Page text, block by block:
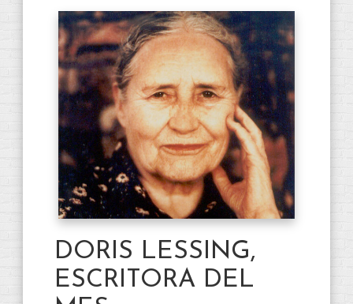
DORIS LESSING,
ESCRITORA DEL